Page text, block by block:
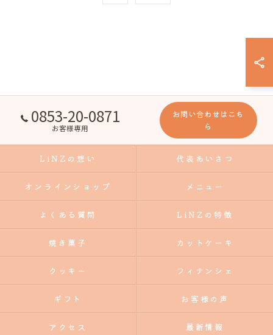
0853-20-0871
お客様専用
お問い合わせはこち
ら
LiNZの想い 代表あいさつ
オンラインショップ メニュー
よくある質問 LiNZの特徴
焼き菓子 カットケーキ
クッキー フィナンシェ
ギフト お客様の声
アクセス 最新情報